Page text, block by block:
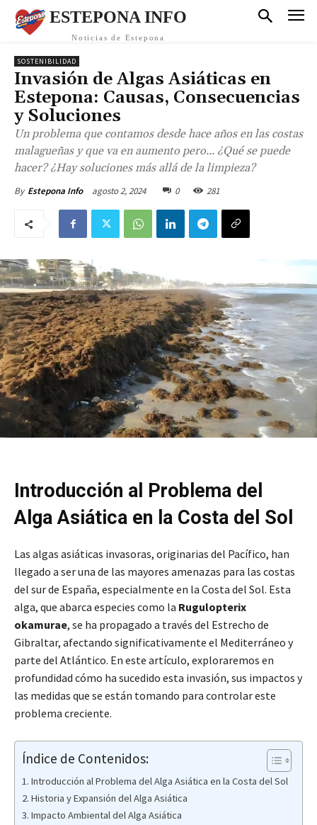
ESTEPONA INFO
Noticias de Estepona
SOSTENIBILIDAD
Invasión de Algas Asiáticas en
Estepona: Causas, Consecuencias
y Soluciones
Un problema que contamos desde hace años en las costas
malagueñas y que va en aumento pero... ¿Qué se puede
hacer? ¿Hay soluciones más allá de la limpieza?
By Estepona Info agosto 2, 2024 0 281
Introducción al Problema del
Alga Asiática en la Costa del Sol
Las algas asiáticas invasoras, originarias del Pacífico, han
llegado a ser una de las mayores amenazas para las costas
del sur de España, especialmente en la Costa del Sol. Esta
alga, que abarca especies como la Rugulopterix
okamurae, se ha propagado a través del Estrecho de
Gibraltar, afectando significativamente el Mediterráneo y
parte del Atlántico. En este artículo, exploraremos en
profundidad cómo ha sucedido esta invasión, sus impactos y
las medidas que se están tomando para controlar este
problema creciente.
Índice de Contenidos:
Introducción al Problema del Alga Asiática en la Costa del Sol
Historia y Expansión del Alga Asiática
Impacto Ambiental del Alga Asiática